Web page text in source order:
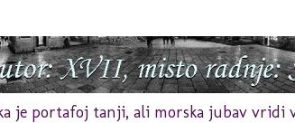
je portafoj tanji, ali morska jubav vridi